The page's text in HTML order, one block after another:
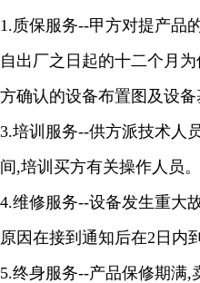
1.质保服务--甲方对提产品
自出厂之日起的十二个月为
方确认的设备布置图及设备
3.培训服务--供方派技术人
间 ,培训买方有关操作人员。
4.维修服务--设备发生重大
原因在接到通知后在2 日内
5.终身服务--产品保修期满,